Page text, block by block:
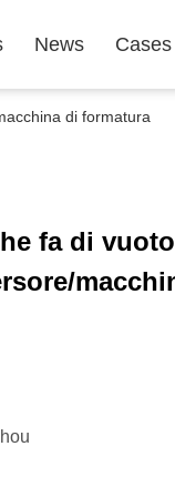
News Cases
di formatura
fa di